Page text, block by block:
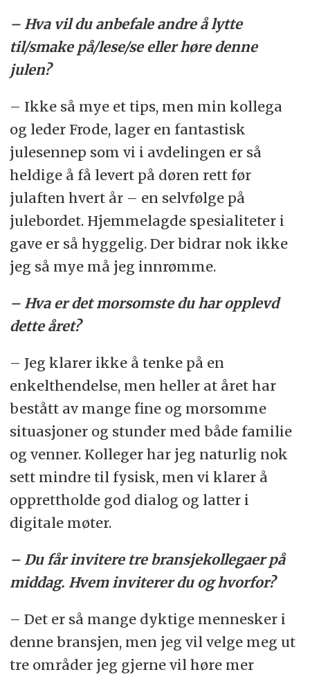
– Hva vil du anbefale andre å lytte
til/smake på/lese/se eller høre denne
julen?
– Ikke så mye et tips, men min kollega
og leder Frode, lager en fantastisk
julesennep som vi i avdelingen er så
heldige å få levert på døren rett før
julaften hvert år – en selvfølge på
julebordet. Hjemmelagde spesialiteter i
gave er så hyggelig. Der bidrar nok ikke
jeg så mye må jeg innrømme.
– Hva er det morsomste du har opplevd
dette året?
– Jeg klarer ikke å tenke på en
enkelthendelse, men heller at året har
bestått av mange fine og morsomme
situasjoner og stunder med både familie
og venner. Kolleger har jeg naturlig nok
sett mindre til fysisk, men vi klarer å
opprettholde god dialog og latter i
digitale møter.
– Du får invitere tre bransjekollegaer på
middag. Hvem inviterer du og hvorfor?
– Det er så mange dyktige mennesker i
denne bransjen, men jeg vil velge meg ut
tre områder jeg gjerne vil høre mer